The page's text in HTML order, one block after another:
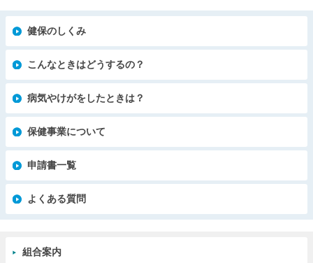
健保のしくみ
こんなときはどうするの？
病気やけがをしたときは？
保健事業について
申請書一覧
よくある質問
組合案内